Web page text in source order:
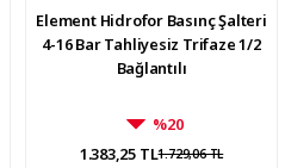
Element Hidrofor Basınç Şalteri
4-16 Bar Tahliyesiz Trifaze 1/2
Bağlantılı
%20
1.383,25 TL1.729,06 TL